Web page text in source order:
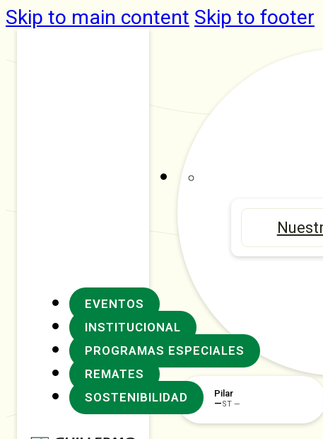
Skip to main content Skip to footer
Rafaela
EVENTOS
INSTITUCIONAL
PROGRAMAS ESPECIALES
REMATES
SOSTENIBILIDAD